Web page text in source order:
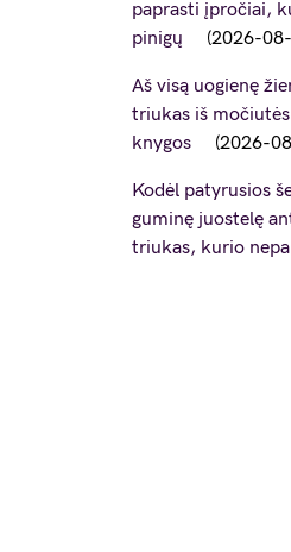
paprasti įpročiai,
pinigų
2026-
Aš visą uogienę
triukas iš
knygos
2026-
Kodėl patyrusios
guminę juostelę
triukas, kurio